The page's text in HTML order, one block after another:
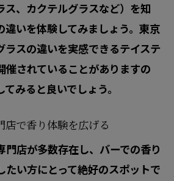
ス、カクテルグラスなど）を知
違いを体験してみましょう。東京
ラスの違いを実感できるテイステ
催されていることがありますの
みると良いでしょう。
店で香り体験を広げる
門店が多数存在し、バーでの香り
たい方にとって絶好のスポットで